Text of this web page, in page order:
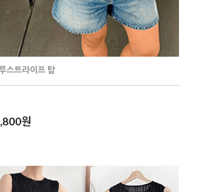
스트라이프 탑
원